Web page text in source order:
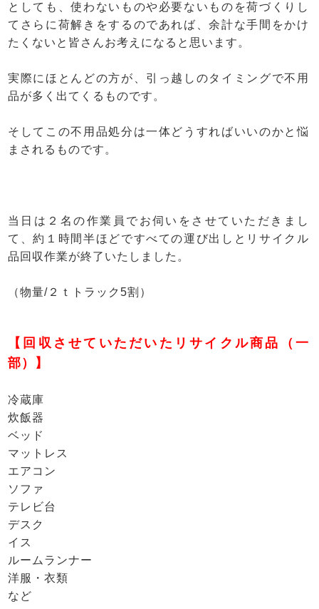
としても、使わないものや必要ないものを荷づくりし
てさらに荷解きをするのであれば、余計な手間をかけ
たくないと皆さんお考えになると思います。
実際にほとんどの方が、引っ越しのタイミングで不用
品が多く出てくるものです。
そしてこの不用品処分は一体どうすればいいのかと悩
まされるものです。
当日は２名の作業員でお伺いをさせていただきまし
て、約１時間半ほどですべての運び出しとリサイクル
品回収作業が終了いたしました。
（物量/２ｔトラック5割）
【回収させていただいたリサイクル商品（一
部）】
冷蔵庫
炊飯器
ベッド
マットレス
エアコン
ソファ
テレビ台
デスク
イス
ルームランナー
洋服・衣類
など